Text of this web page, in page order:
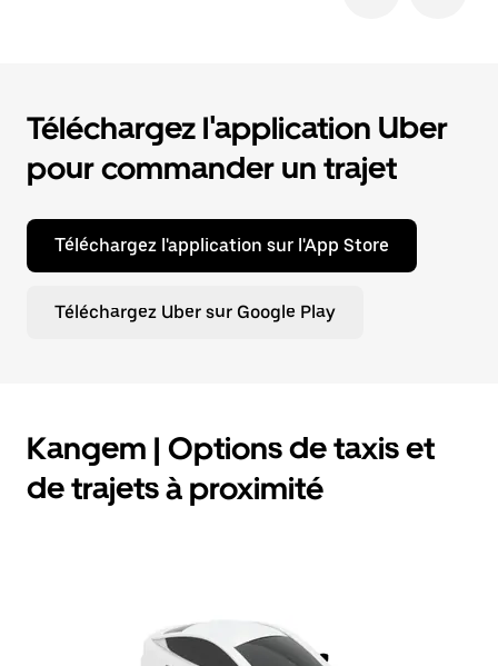
Téléchargez l'application Uber
pour commander un trajet
Téléchargez l'application sur l'App Store
Téléchargez Uber sur Google Play
Kangem | Options de taxis et
de trajets à proximité